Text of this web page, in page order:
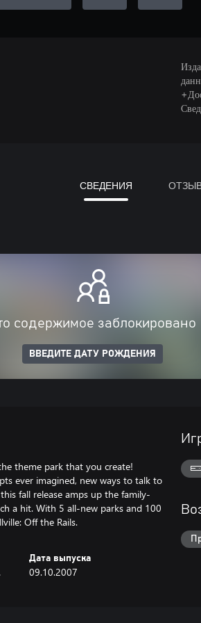
СВЕДЕНИЯ
содержимое заблокировано
ВВЕДИТЕ ДАТУ РОЖДЕНИЯ
theme park that you create!
ever imagined, new ways to talk to
fall release amps up the family-
a hit. With 5 all-new parks and 100
Off the Rails.
Дата выпуска
09.10.2007